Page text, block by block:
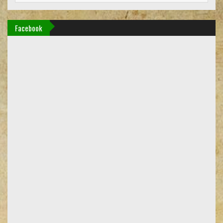
Facebook